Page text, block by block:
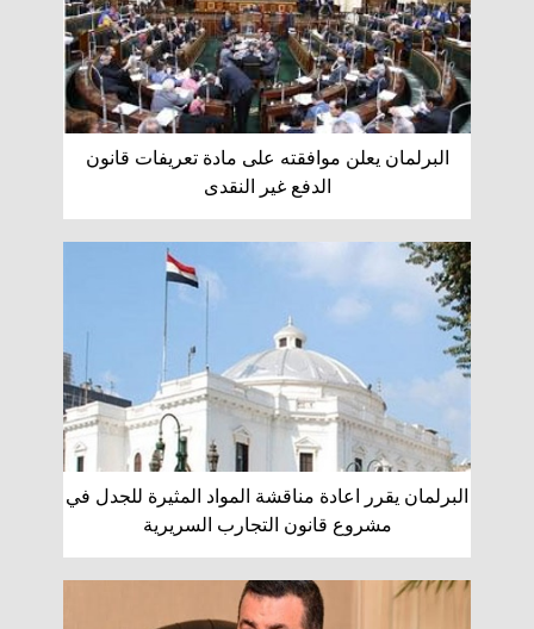
البرلمان يعلن موافقته على مادة تعريفات قانون
الدفع غير النقدى
البرلمان يقرر اعادة مناقشة المواد المثيرة للجدل في
مشروع قانون التجارب السريرية